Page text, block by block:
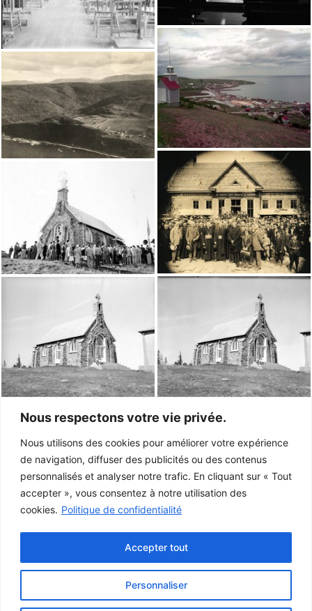
Nous respectons votre vie privée.
Nous utilisons des cookies pour améliorer votre expérience
de navigation, diffuser des publicités ou des contenus
personnalisés et analyser notre trafic. En cliquant sur « Tout
accepter », vous consentez à notre utilisation des
cookies. Politique de confidentialité
Personnaliser
Accepter tout
Il n'y a plus de photos à charger.
Ce projet a été rendu possible grâce au